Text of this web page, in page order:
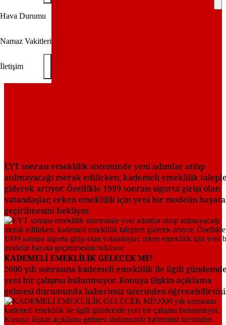
Hava Durumu
Namaz Vakitleri
İletişim
EYT sonrası emeklilik sisteminde yeni adımlar atılıp
atılmayacağı merak edilirken, kademeli emeklilik
giderek artıyor. Özellikle 1999 sonrası sigorta girişi olan
vatandaşlar, erken emeklilik için yeni bir modelin hayata
geçirilmesini bekliyor.
KADEMELİ EMEKLİLİK GELECEK Mİ?
2000 yılı sonrasına kademeli emeklilik ile ilgili
yeni bir çalışma bulunmuyor. Konuya ilişkin açıklama
gelmesi durumunda haberimiz üzerinden